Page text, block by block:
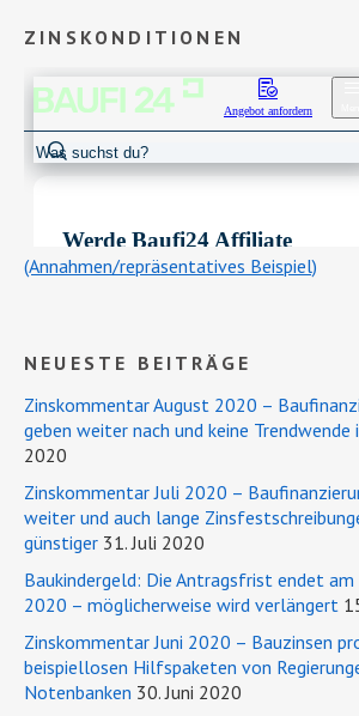
ZINSKONDITIONEN
(Annahmen/repräsentatives Beispiel)
NEUESTE BEITRÄGE
Zinskommentar August 2020 –
geben weiter nach und keine Trendwende
2020
Zinskommentar Juli 2020 –
weiter und auch lange
günstiger 31. Juli 2020
Baukindergeld: Die Antragsfrist endet
2020 – möglicherweise wird verlängert
Zinskommentar Juni 2020 – Bauzinsen
beispiellosen Hilfspaketen von
Notenbanken 30. Juni 2020